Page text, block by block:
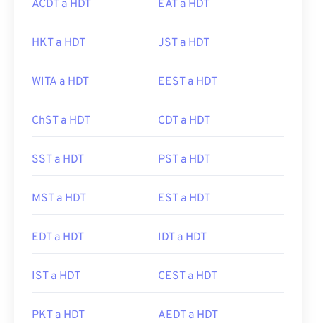
ACDT a HDT EAT a HDT
HKT a HDT JST a HDT
WITA a HDT EEST a HDT
ChST a HDT CDT a HDT
SST a HDT PST a HDT
MST a HDT EST a HDT
EDT a HDT IDT a HDT
IST a HDT CEST a HDT
PKT a HDT AEDT a HDT